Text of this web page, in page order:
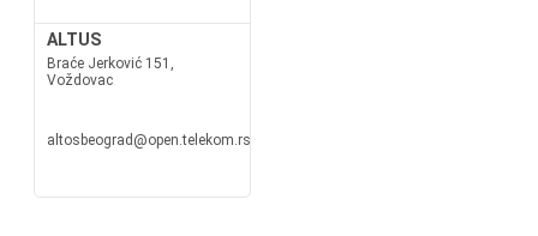
ALTUS
Braće Jerković 151,
Voždovac
altosbeograd@open.telekom.rs